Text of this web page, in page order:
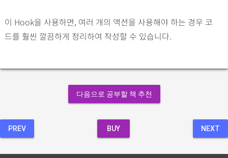
이 Hook을 사용하면, 여러 개의 액션을 사용해야 하는 경우 코
드를 훨씬 깔끔하게 정리하여 작성할 수 있습니다.
다음으로 공부할 책 추천
PREV BUY NEXT